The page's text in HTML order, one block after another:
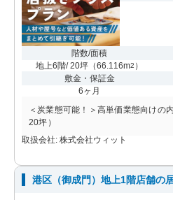
階数/面積
地上6階/ 20坪 （66.116m2 ）
敷金・保証金
6ヶ月
＜炭業態可能！＞高単価業態向けの
20坪）
取扱会社: 株式会社ウィット
港区（御成門）地上1階店舗の